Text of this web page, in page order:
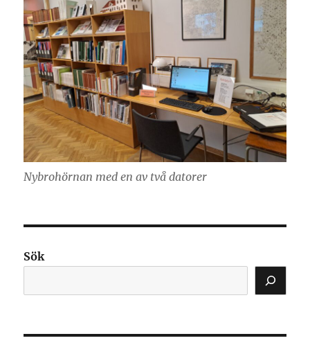
Nybrohörnan med en av två datorer
Sök